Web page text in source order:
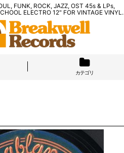
FUNK, ROCK, JAZZ, OST 45s & LPs,
ELECTRO 12" FOR VINTAGE VINYL.
カテゴリ